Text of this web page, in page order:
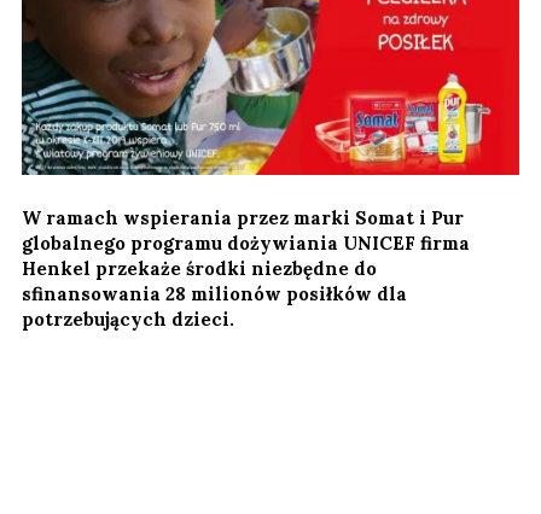
W ramach wspierania przez marki Somat i Pur
globalnego programu dożywiania UNICEF firma
Henkel przekaże środki niezbędne do
sfinansowania 28 milionów posiłków dla
potrzebujących dzieci.